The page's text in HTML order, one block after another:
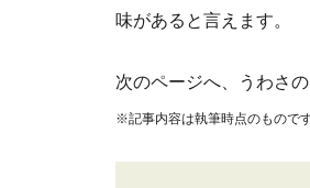
味があると言えます。
次のページへ、うわさ
※記事内容は執筆時点のもので